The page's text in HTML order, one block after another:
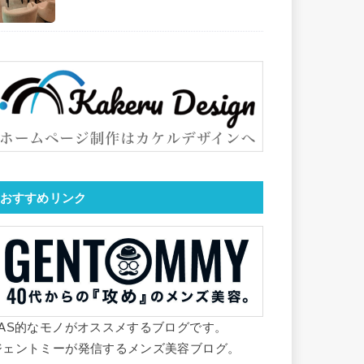
おすすめリンク
的なモノがオススメするブログです。
ェントミーが発信するメンズ美容ブログ。